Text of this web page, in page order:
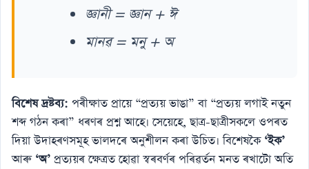
জ্ঞানী = জ্ঞান + ঈ
মানৱ = মনু + অ
বিশেষ দ্ৰষ্টব্য: পৰীক্ষাত প্ৰায়ে “প্ৰত্যয় ভাঙা” বা “প্ৰত্যয় লগাই নতুন
শব্দ গঠন কৰা” ধৰণৰ প্ৰশ্ন আহে। সেয়েহে, ছাত্ৰ-ছাত্ৰীসকলে ওপৰত
দিয়া উদাহৰণসমূহ ভালদৰে অনুশীলন কৰা উচিত। বিশেষকৈ ‘ইক’
আৰু ‘অ’ প্ৰত্যয়ৰ ক্ষেত্ৰত হোৱা স্বৰবৰ্ণৰ পৰিৱৰ্তন মনত ৰখাটো অতি